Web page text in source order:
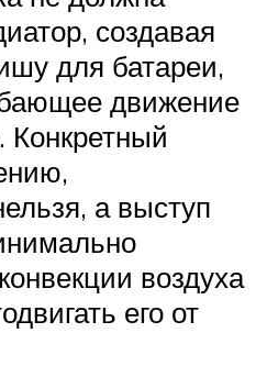
создавая
для батареи,
движение
Конкретный
а выступ
воздуха
его от